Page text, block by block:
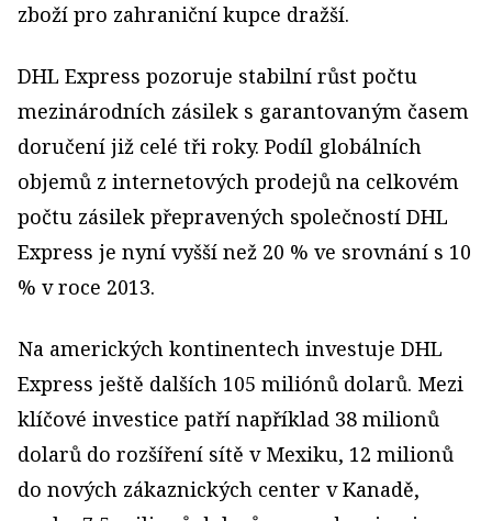
zboží pro zahraniční kupce dražší.
DHL Express pozoruje stabilní růst počtu
mezinárodních zásilek s garantovaným časem
doručení již celé tři roky. Podíl globálních
objemů z internetových prodejů na celkovém
počtu zásilek přepravených společností DHL
Express je nyní vyšší než 20 % ve srovnání s 10
% v roce 2013.
Na amerických kontinentech investuje DHL
Express ještě dalších 105 miliónů dolarů. Mezi
klíčové investice patří například 38 milionů
dolarů do rozšíření sítě v Mexiku, 12 milionů
do nových zákaznických center v Kanadě,